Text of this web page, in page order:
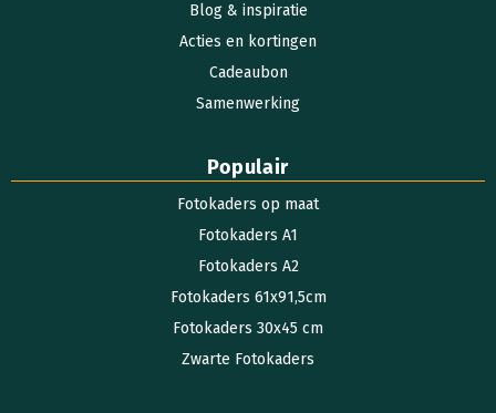
Blog & inspiratie
Acties en kortingen
Cadeaubon
Samenwerking
Populair
Fotokaders op maat
Fotokaders A1
Fotokaders A2
Fotokaders 61x91,5cm
Fotokaders 30x45 cm
Zwarte Fotokaders